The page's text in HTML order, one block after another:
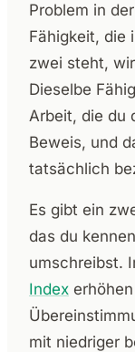
Problem in
Fähigkeit, die
zwei steht,
Dieselbe
Arbeit, die du
Beweis, und
tatsächlich
Es gibt ein
das du
umschreibst.
Index
mit niedriger